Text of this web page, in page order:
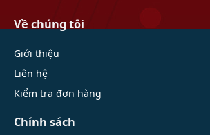
Về chúng tôi
Giới thiệu
Liên hệ
Kiểm tra đơn hàng
Chính sách